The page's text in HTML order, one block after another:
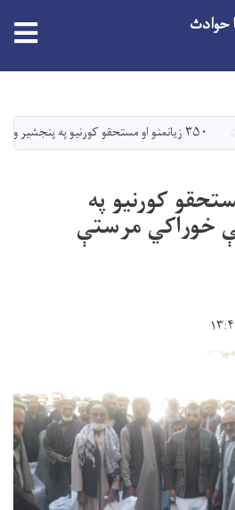
main
content
حوادث
۳۵۰ زیانمنو او مستحقو کورنیو په پنجشیر ولایت کې خوراکي مرستې ترلاسه کړې
مستحقو کورنیو په
خوراکي مرستې